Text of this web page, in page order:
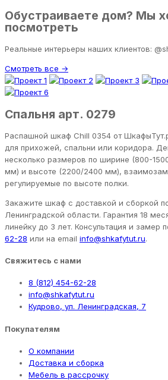
Обустраиваете дом? Мы
посмотреть
Реальные интерьеры наших клиентов:
Смотреть все →
Спальня арт. 0279
Распашной шкаф Chill 0354 от
для прихожей, спальни или коридора.
несколько размеров по ширине (800-
мм) и высоте (2200/2400 мм),
регулируемые по высоте полки.
Закажите шкаф с доставкой и сборкой
Ленинградской области. Гарантия 18
линейку до 3 лет. Консультация и замер
62-28 или на email info@shkafytut.ru.
Свяжитесь с нами
8 (812) 454-62-28
info@shkafytut.ru
Кудрово, ул. Ленинградская, 7
Покупателям
О компании
Доставка и сборка
Мебель в рассрочку